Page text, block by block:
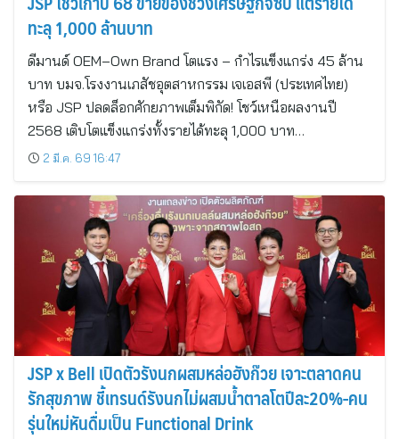
ทะลุ 1,000 ล้านบาท
ดีมานด์ OEM–Own Brand โตแรง – กำไรแข็งแกร่ง 45 ล้าน
บาท บมจ.โรงงานเภสัชอุตสาหกรรม เจเอสพี (ประเทศไทย)
หรือ JSP ปลดล็อกศักยภาพเต็มพิกัด! โชว์เหนือผลงานปี
2568 เติบโตแข็งแกร่งทั้งรายได้ทะลุ 1,000 บาท…
2 มี.ค. 69 16:47
JSP x Bell เปิดตัวรังนกผสมหล่อฮังก๊วย เจาะตลาดคน
รักสุขภาพ ชี้เทรนด์รังนกไม่ผสมน้ำตาลโตปีละ20%-คน
รุ่นใหม่หันดื่มเป็น Functional Drink